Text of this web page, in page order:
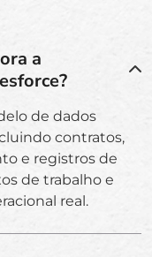
a
de dados
contratos,
e registros de
de trabalho e
real.